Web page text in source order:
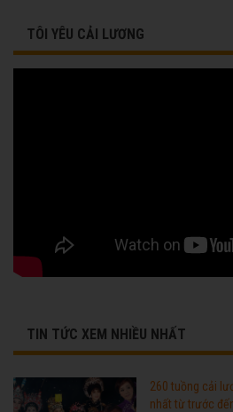
TÔI YÊU CẢI LƯƠNG
TIN TỨC XEM NHIỀU NHẤT
260 tuồng cải
nhất từ trước